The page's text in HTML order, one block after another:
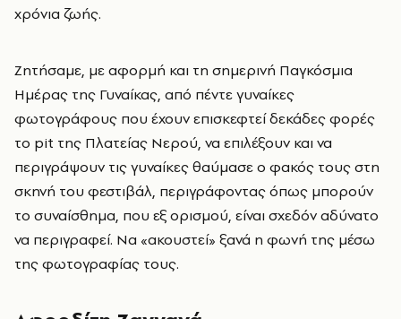
χρόνια ζωής.
Ζητήσαμε, με αφορμή και τη σημερινή Παγκόσμια
Ημέρας της Γυναίκας, από πέντε γυναίκες
φωτογράφους που έχουν επισκεφτεί δεκάδες φορές
το pit της Πλατείας Νερού, να επιλέξουν και να
περιγράψουν τις γυναίκες θαύμασε ο φακός τους στη
σκηνή του φεστιβάλ, περιγράφοντας όπως μπορούν
το συναίσθημα, που εξ ορισμού, είναι σχεδόν αδύνατο
να περιγραφεί. Να «ακουστεί» ξανά η φωνή της μέσω
της φωτογραφίας τους.